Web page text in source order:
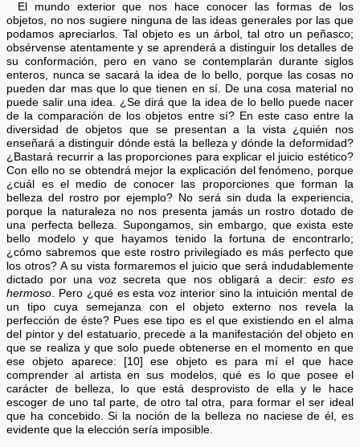
El mundo exterior que nos hace conocer las formas de los
objetos, no nos sugiere ninguna de las ideas generales por las que
podamos apreciarlos. Tal objeto es un árbol, tal otro un peñasco;
obsérvense atentamente y se aprenderá a distinguir los detalles de
su conformación, pero en vano se contemplarán durante siglos
enteros, nunca se sacará la idea de lo bello, porque las cosas no
pueden dar mas que lo que tienen en sí. De una cosa material no
puede salir una idea. ¿Se dirá que la idea de lo bello puede nacer
de la comparación de los objetos entre sí? En este caso entre la
diversidad de objetos que se presentan a la vista ¿quién nos
enseñará a distinguir dónde está la belleza y dónde la deformidad?
¿Bastará recurrir a las proporciones para explicar el juicio estético?
Con ello no se obtendrá mejor la explicación del fenómeno, porque
¿cuál es el medio de conocer las proporciones que forman la
belleza del rostro por ejemplo? No será sin duda la experiencia,
porque la naturaleza no nos presenta jamás un rostro dotado de
una perfecta belleza. Supongamos, sin embargo, que exista este
bello modelo y que hayamos tenido la fortuna de encontrarlo;
¿cómo sabremos que este rostro privilegiado es más perfecto que
los otros? A su vista formaremos el juicio que será indudablemente
dictado por una voz secreta que nos obligará a decir: esto es
hermoso. Pero ¿qué es esta voz interior sino la intuición mental de
un tipo cuya semejanza con el objeto externo nos revela la
perfección de éste? Pues ese tipo es el que existiendo en el alma
del pintor y del estatuario, precede a la manifestación del objeto en
que se realiza y que solo puede obtenerse en el momento en que
ese objeto aparece: [10] ese objeto es para mí el que hace
comprender al artista en sus modelos, qué es lo que posee el
carácter de belleza, lo que está desprovisto de ella y le hace
escoger de uno tal parte, de otro tal otra, para formar el ser ideal
que ha concebido. Si la noción de la belleza no naciese de él, es
evidente que la elección sería imposible.